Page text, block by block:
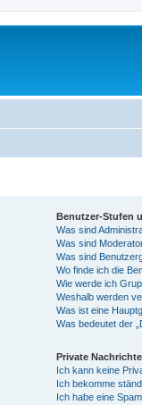
Benutzer-Stufen
Was sind
Was sind
Was sind
Wo finde ich die
Wie werde ich
Weshalb werden
Was ist eine
Was bedeutet der
Private
Ich kann keine
Ich bekomme
Ich habe eine